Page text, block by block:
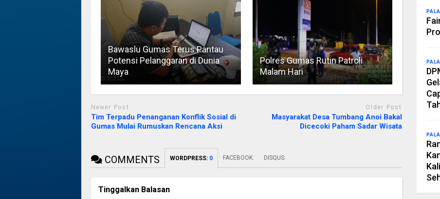
Bawaslu Gumas Terus Pantau
Potensi Pelanggaran di Dunia
Maya
Polres Gumas Rutin Patroli
Malam Hari
Newer Post
Tim Terpadu Penanganan Konflik Sosial di
Gumas Mulai Rumuskan Rencana Aksi
Older Post
Masyarakat Desa Tumbang Anoi Bakal
Dicecoki Paham Sadar Wisata
COMMENTS WORDPRESS: 0 FACEBOOK: DISQUS:
Tinggalkan Balasan